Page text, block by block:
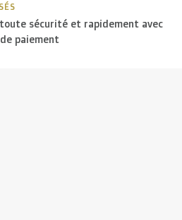
sécurité et rapidement avec
paiement